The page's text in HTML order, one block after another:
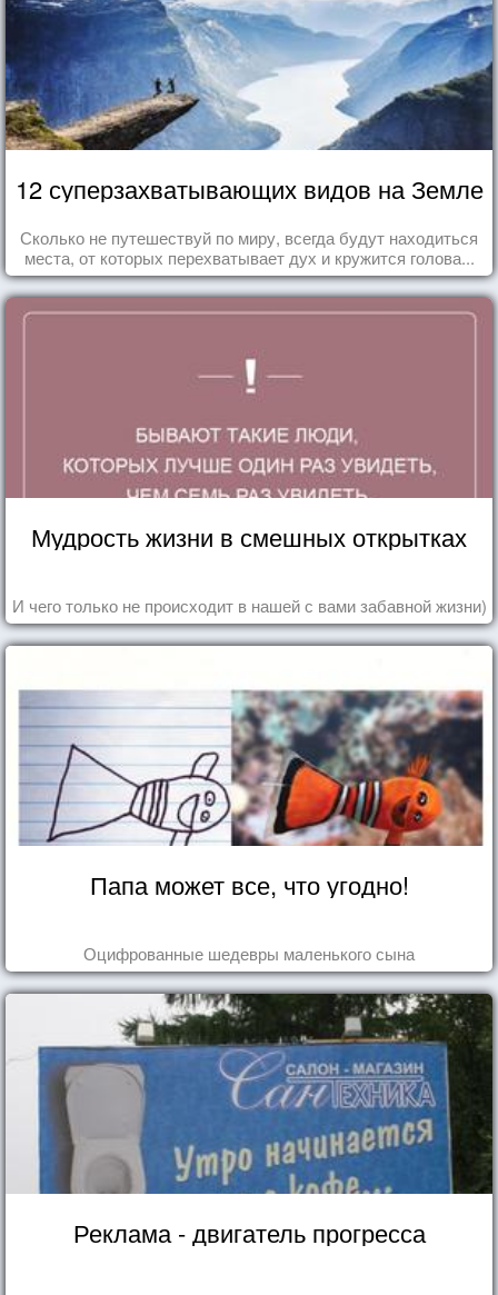
12 суперзахватывающих видов на Земле
Сколько не путешествуй по миру, всегда будут находиться
места, от которых перехватывает дух и кружится голова...
Мудрость жизни в смешных открытках
И чего только не происходит в нашей с вами забавной жизни)
Папа может все, что угодно!
Оцифрованные шедевры маленького сына
Реклама - двигатель прогресса